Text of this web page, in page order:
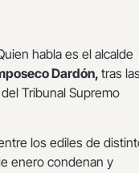
habla es el alcalde
Dardón, tras
Tribunal Supremo
los ediles de
enero condenan y